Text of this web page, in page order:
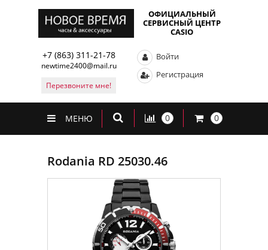
ОФИЦИАЛЬНЫЙ
СЕРВИСНЫЙ ЦЕНТР
CASIO
+7 (863) 311-21-78
newtime2400@mail.ru
Перезвоните мне!
Войти
Регистрация
МЕНЮ 0 0
Rodania RD 25030.46